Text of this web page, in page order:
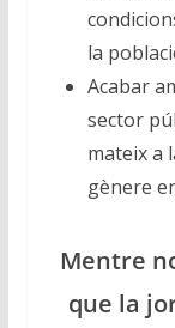
la
Acabar
sector
mateix a
gènere
Mentre
que la